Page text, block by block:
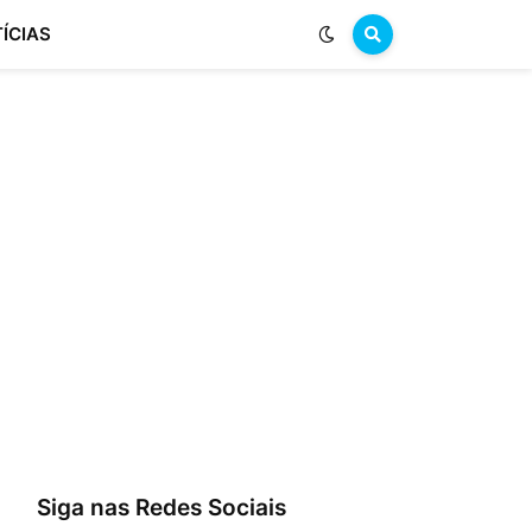
Siga nas Redes Sociais